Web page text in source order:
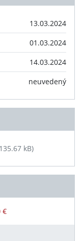
13.03.2024
01.03.2024
14.03.2024
neuvedený
kB)
€